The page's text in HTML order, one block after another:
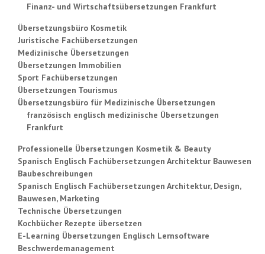
Finanz- und Wirtschaftsübersetzungen Frankfurt
Übersetzungsbüro Kosmetik
Juristische Fachübersetzungen
Medizinische Übersetzungen
Übersetzungen Immobilien
Sport Fachübersetzungen
Übersetzungen Tourismus
Übersetzungsbüro für Medizinische Übersetzungen
französisch englisch medizinische Übersetzungen
Frankfurt
Professionelle Übersetzungen Kosmetik & Beauty
Spanisch Englisch Fachübersetzungen Architektur Bauwesen
Baubeschreibungen
Spanisch Englisch Fachübersetzungen Architektur, Design,
Bauwesen, Marketing
Technische Übersetzungen
Kochbücher Rezepte übersetzen
E-Learning Übersetzungen Englisch Lernsoftware
Beschwerdemanagement